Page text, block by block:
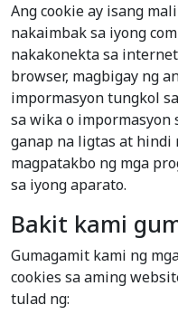
Ang cookie ay isang
nakaimbak sa iyong
nakakonekta sa
browser, magbigay ng
impormasyon tungkol
sa wika o impormasyon
ganap na ligtas at
magpatakbo ng mga
sa iyong aparato.
Bakit kami
Gumagamit kami ng
cookies sa aming
tulad ng: